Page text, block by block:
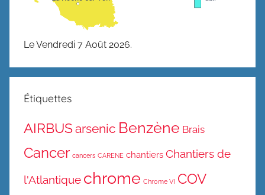
Le Vendredi 7 Août 2026.
Étiquettes
AIRBUSarsenic Benzène Brais
Cancer cancers CARENE chantiers Chantiers de
l'Atlantique chrome Chrome VI COV